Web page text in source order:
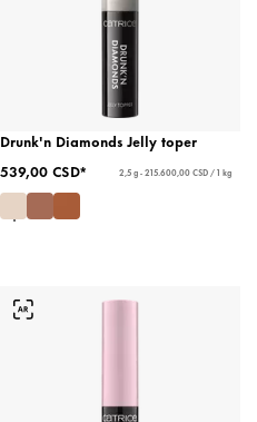
Drunk'n Diamonds Jelly toper
539,00 CSD*
2,5 g - 215.600,00 CSD / 1 kg